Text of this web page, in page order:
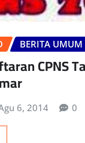
BERITA UMUM
CPNS
6, 2014 0